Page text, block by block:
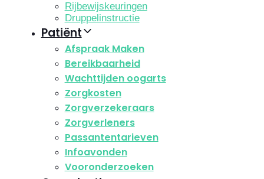
Rijbewijskeuringen
Druppelinstructie
Patiënt
Afspraak Maken
Bereikbaarheid
Wachttijden oogarts
Zorgkosten
Zorgverzekeraars
Zorgverleners
Passantentarieven
Infoavonden
Vooronderzoeken